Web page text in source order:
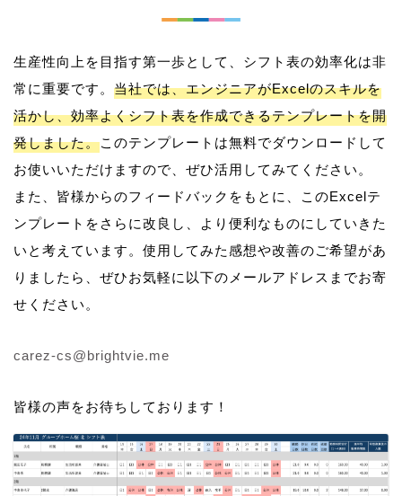
生産性向上を目指す第一歩として、シフト表の効率化は非
常に重要です。 当社では、エンジニアがExcelのスキルを
活かし、効率よくシフト表を作成できるテンプレートを開
発しました。このテンプレートは無料でダウンロードして
お使いいただけますので、ぜひ活用してみてください。
また、皆様からのフィードバックをもとに、このExcelテ
ンプレートをさらに改良し、より便利なものにしていきた
いと考えています。使用してみた感想や改善のご希望があ
りましたら、ぜひお気軽に以下のメールアドレスまでお寄
せください。
carez-cs@brightvie.me
皆様の声をお待ちしております！